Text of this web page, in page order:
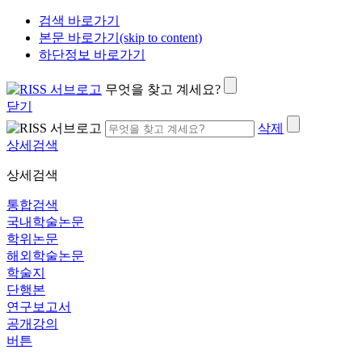
검색 바로가기
본문 바로가기(skip to content)
하단정보 바로가기
무엇을 찾고 계세요?
닫기
삭제
상세검색
상세검색
통합검색
국내학술논문
학위논문
해외학술논문
학술지
단행본
연구보고서
공개강의
버튼